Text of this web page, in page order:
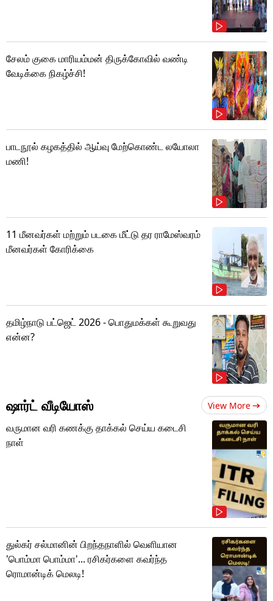
சேலம் குகை மாரியம்மன் திருக்கோவில் வண்டி
வேடிக்கை நிகழ்ச்சி!
பாடநூல் கழகத்தில் ஆய்வு மேற்கொண்ட லயோலா
மணி!
11 மீனவர்கள் மற்றும் படகை மீட்டு தர ராமேஸ்வரம்
மீனவர்கள் கோரிக்கை
தமிழ்நாடு பட்ஜெட் 2026 - பொதுமக்கள் கூறுவது
என்ன?
ஷார்ட் வீடியோஸ் View More
வருமான வரி கணக்கு தாக்கல் செய்ய கடைசி
நாள்
துல்கர் சல்மானின் பிறந்தநாளில் வெளியான
'பொம்மா பொம்மா'... ரசிகர்களை கவர்ந்த
ரொமான்டிக் மெலடி!